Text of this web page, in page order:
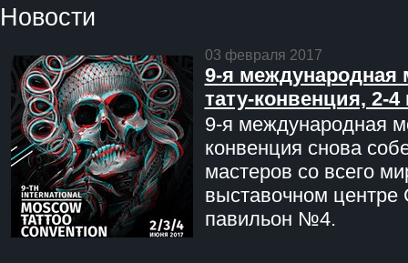
Новости
03 февраля 2017
9-я международная
тату-конвенция, 2-
9-я международная
конвенция снова
мастеров со всего
выставочном центре
павильон №4.